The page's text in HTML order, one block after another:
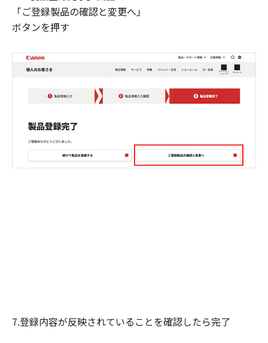
「ご登録製品の確認と変更へ」
ボタンを押す
7.登録内容が反映されていることを確認したら完了